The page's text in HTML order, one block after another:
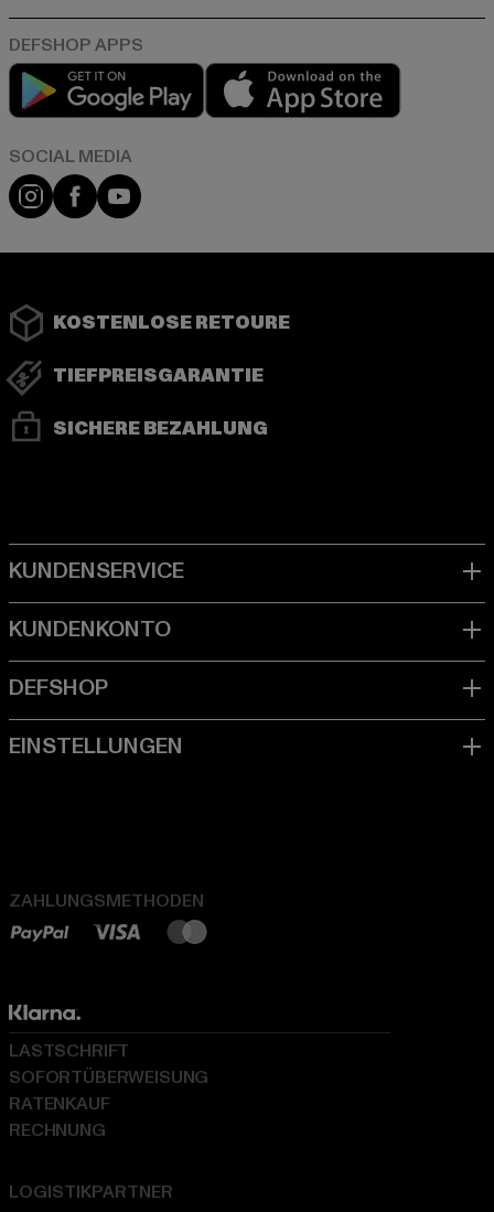
Play market
Instagram
FacebookYouTube
KOSTENLOSE RETOURE
TIEFPREISGARANTIE
SICHERE BEZAHLUNG
ZAHLUNGSMETHODEN
LOGISTIKPARTNER
LASTSCHRIFT
SOFORTÜBERWEISUNG
RATENKAUF
RECHNUNG